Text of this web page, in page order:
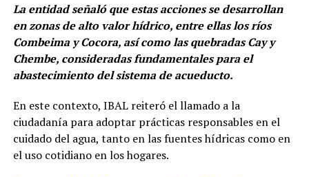
La entidad señaló que estas acciones se desarrollan
en zonas de alto valor hídrico, entre ellas los ríos
Combeima y Cocora, así como las quebradas Cay y
Chembe, consideradas fundamentales para el
abastecimiento del sistema de acueducto.
En este contexto, IBAL reiteró el llamado a la
ciudadanía para adoptar prácticas responsables en el
cuidado del agua, tanto en las fuentes hídricas como en
el uso cotidiano en los hogares.